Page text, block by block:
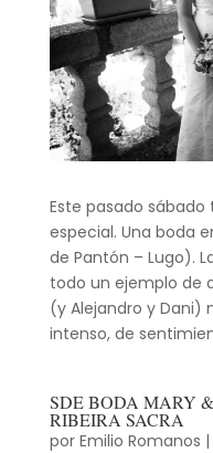
Este pasado
especial. Una boda
de Pantón – Lugo).
todo un ejemplo de
(y Alejandro y Dani)
intenso, de
SDE BODA MARY
RIBEIRA SACRA
por Emilio Romanos |